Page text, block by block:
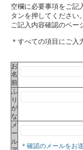
空欄に必要事項をご記
タンを押してください。
ご記入内容確認のペー
＊すべての項目にご入
お
名
前
ふ
り
が
な
メ
ー
ル
＊確認のメールをお